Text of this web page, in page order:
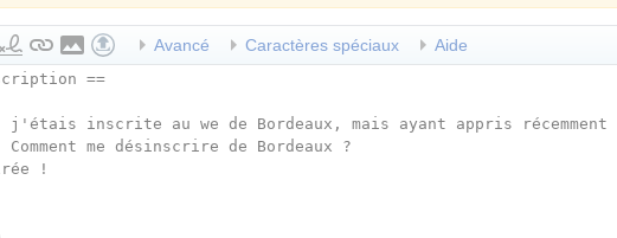
Avancé Caractères spéciaux Aide